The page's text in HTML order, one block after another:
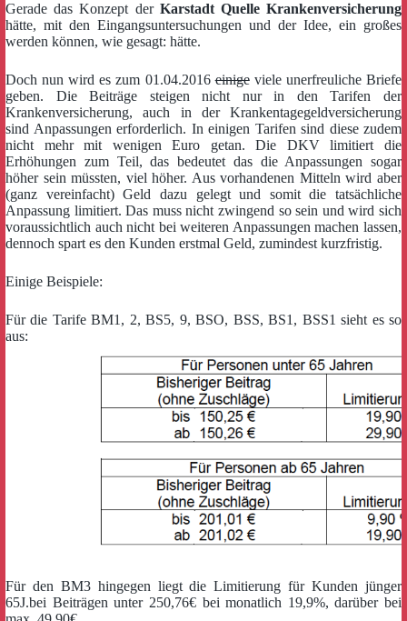
Gerade das Konzept der Karstadt Quelle Krankenversicherung
hätte, mit den Eingangsuntersuchungen und der Idee, ein großes
werden können, wie gesagt: hätte.
Doch nun wird es zum 01.04.2016einigeviele unerfreuliche Briefe
geben. Die Beiträge steigen nicht nur in den Tarifen der
Krankenversicherung, auch in der Krankentagegeldversicherung
sind Anpassungen erforderlich. In einigen Tarifen sind diese zudem
nicht mehr mit wenigen Euro getan. Die DKV limitiert die
Erhöhungen zum Teil, das bedeutet das die Anpassungen sogar
höher sein müssten, viel höher. Aus vorhandenen Mitteln wird aber
(ganz vereinfacht) Geld dazu gelegt und somit die tatsächliche
Anpassung limitiert. Das muss nicht zwingend so sein und wird sich
voraussichtlich auch nicht bei weiteren Anpassungen machen lassen,
dennoch spart es den Kunden erstmal Geld, zumindest kurzfristig.
Einige Beispiele:
Für die Tarife BM1, 2, BS5, 9, BSO, BSS, BS1, BSS1 sieht es so
aus:
Für den BM3 hingegen liegt die Limitierung für Kunden jünger
65J.bei Beiträgen unter 250,76€ bei monatlich 19,9%, darüber bei